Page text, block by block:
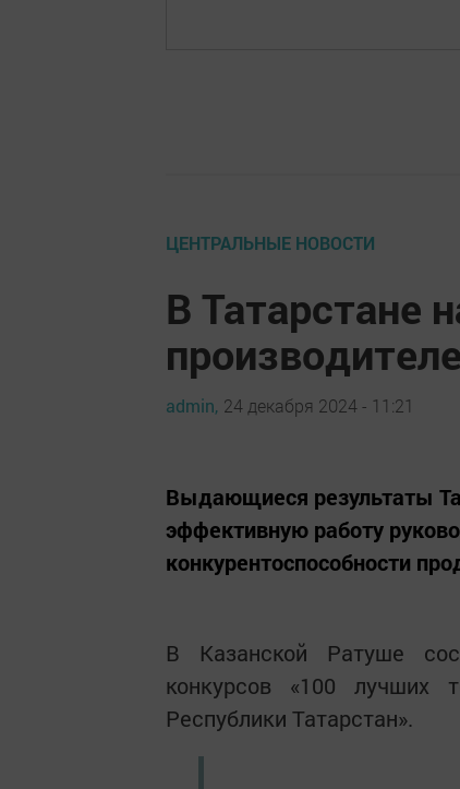
ЦЕНТРАЛЬНЫЕ НОВОСТИ
В Татарстане
admin, 24 декабря 2024 - 11:21
Выдающиеся результаты
эффективную работу
конкурентоспособности
В Казанской Ратуше
конкурсов «100 лучших
Республики Татарстан».